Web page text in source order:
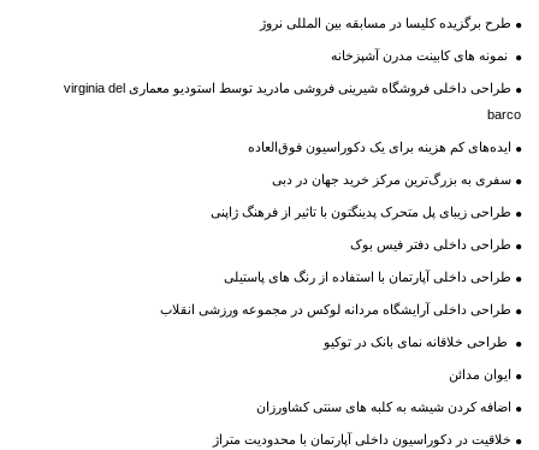
طرح برگزیده کلیسا در مسابقه بین المللی نروژ
نمونه های کابینت مدرن آشپزخانه
طراحی داخلی فروشگاه شیرینی فروشی مادرید توسط استودیو معماری virginia del
barco
ایده‌های کم هزینه برای یک دکوراسیون فوق‌العاده
سفری به بزرگ‌ترین مرکز خرید جهان در دبی
طراحی زیبای پل متحرک پدینگتون با تاثیر از فرهنگ ژاپنی
طراحی داخلی دفتر فیس بوک
طراحی داخلی آپارتمان با استفاده از رنگ های پاستیلی
طراحی داخلی آرایشگاه مردانه لوکس در مجموعه ورزشی انقلاب
طراحی خلاقانه نمای بانک در توکیو
ایوان مدائن
اضافه کردن شیشه به کلبه های سنتی کشاورزان
خلاقیت در دکوراسیون داخلی آپارتمان با محدودیت متراژ